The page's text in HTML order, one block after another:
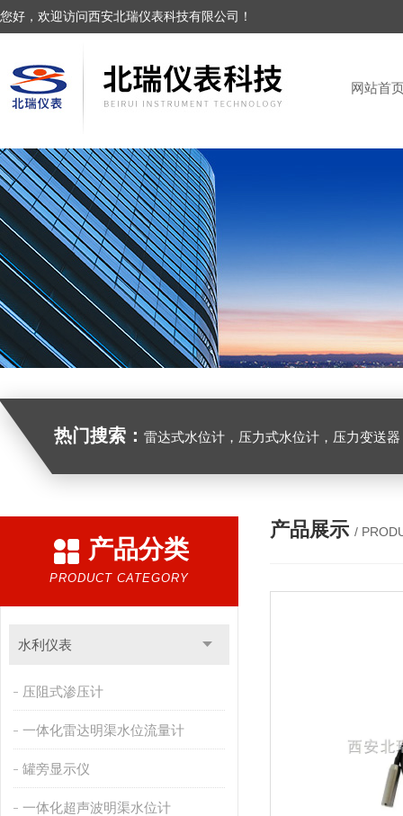
您好，欢迎访问西安北瑞仪表科技有限公司！
网站首
热门搜索： 雷达式水位计，压力式水位计，压力变送器
产品分类
PRODUCT CATEGORY
水利仪表
压阻式渗压计
一体化雷达明渠水位流量计
罐旁显示仪
一体化超声波明渠水位计
产品展示 /